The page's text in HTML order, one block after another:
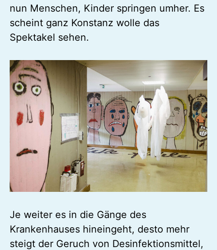
nun Menschen, Kinder springen umher. Es
scheint ganz Konstanz wolle das
Spektakel sehen.
Je weiter es in die Gänge des
Krankenhauses hineingeht, desto mehr
steigt der Geruch von Desinfektionsmittel,